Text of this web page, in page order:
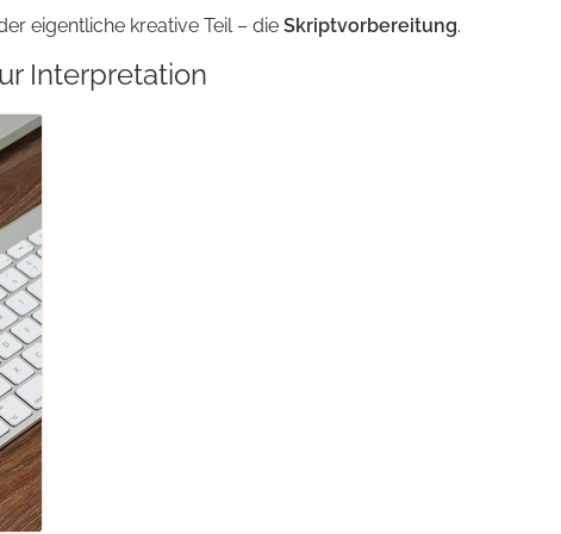
eigentliche kreative Teil – die Skript­vorbereitung.
Interpretation